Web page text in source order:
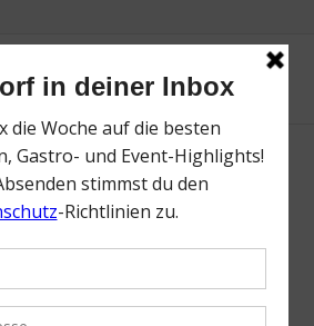
besten Coffee Shops in